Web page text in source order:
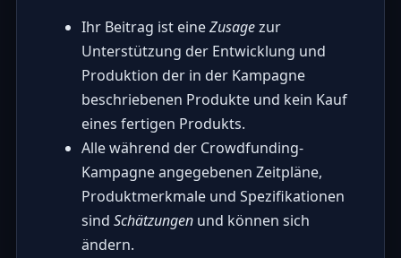
Ihr Beitrag ist eineZusagezur
Unterstützung der Entwicklung und
Produktion der in der Kampagne
beschriebenen Produkte und kein Kauf
eines fertigen Produkts.
Alle während der Crowdfunding-
Kampagne angegebenen Zeitpläne,
Produktmerkmale und Spezifikationen
sind Schätzungenund können sich
ändern.